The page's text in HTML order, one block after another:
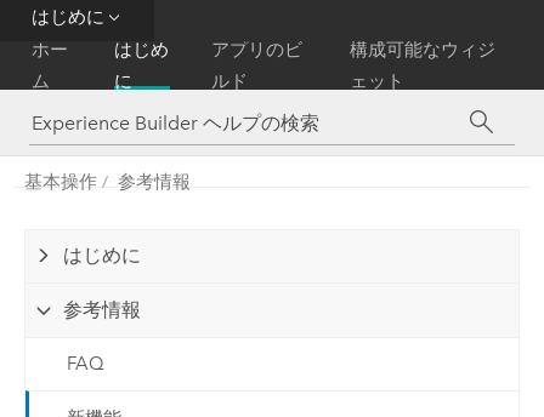
はじめに
ホー
ム
はじめ
に
アプリのビ
ルド
構成可能なウィジ
ェット
基本操作 参考情報
はじめに
参考情報
FAQ